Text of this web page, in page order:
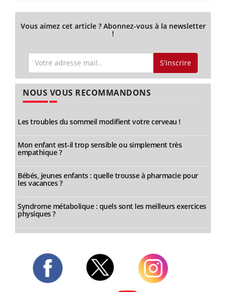
Vous aimez cet article ? Abonnez-vous à la newsletter
!
S'inscrire
NOUS VOUS RECOMMANDONS
Les troubles du sommeil modifient votre cerveau !
Mon enfant est-il trop sensible ou simplement très
empathique ?
Bébés, jeunes enfants : quelle trousse à pharmacie pour
les vacances ?
Syndrome métabolique : quels sont les meilleurs exercices
physiques ?